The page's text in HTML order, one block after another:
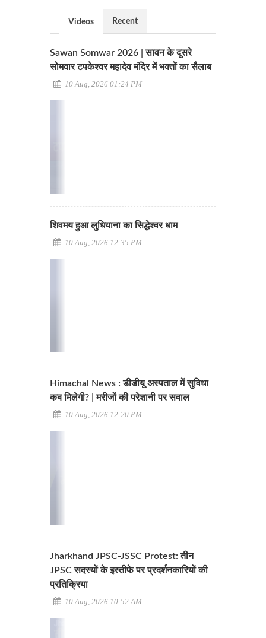
Videos Recent
Sawan Somwar 2026 | सावन के दूसरे
सोमवार टपकेश्वर महादेव मंदिर में भक्तों का सैलाब
10 Aug, 2026 01:24 PM
शिवमय हुआ लुधियाना का सिद्धेश्वर धाम
10 Aug, 2026 12:35 PM
Himachal News : डीडीयू अस्पताल में सुविधा
कब मिलेगी? | मरीजों की परेशानी पर सवाल
10 Aug, 2026 12:20 PM
Jharkhand JPSC-JSSC Protest: तीन
JPSC सदस्यों के इस्तीफे पर प्रदर्शनकारियों की
प्रतिक्रिया
10 Aug, 2026 10:52 AM